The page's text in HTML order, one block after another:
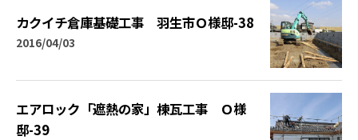
カクイチ倉庫基礎工事 羽生市Ｏ様邸-38
2016/04/03
エアロック「遮熱の家」棟瓦工事 Ｏ様
邸-39